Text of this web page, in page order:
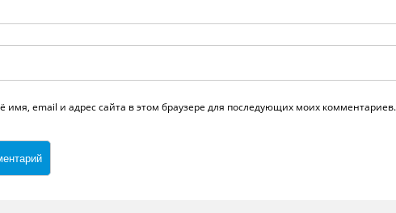
имя, email и адрес сайта в этом браузере для последующих моих комментариев.